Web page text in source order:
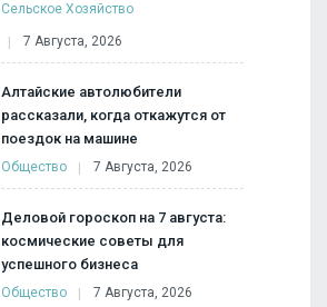
Сельское Хозяйство
7 Августа, 2026
Алтайские автолюбители
рассказали, когда откажутся от
поездок на машине
Общество 7 Августа, 2026
Деловой гороскоп на 7 августа:
космические советы для
успешного бизнеса
Общество 7 Августа, 2026